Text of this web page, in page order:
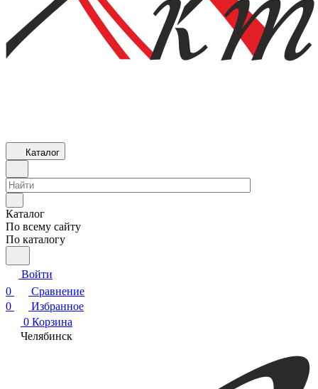
Каталог
Каталог
По всему сайту
По каталогу
Войти
0
Сравнение
0
Избранное
0 Корзина
Челябинск